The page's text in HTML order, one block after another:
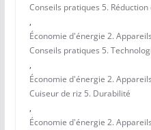
Conseils pratiques 5.
,
Économie d'énergie 2.
Conseils pratiques 5.
,
Économie d'énergie 2.
Cuiseur de riz 5. Durabilité
,
Économie d'énergie 2.